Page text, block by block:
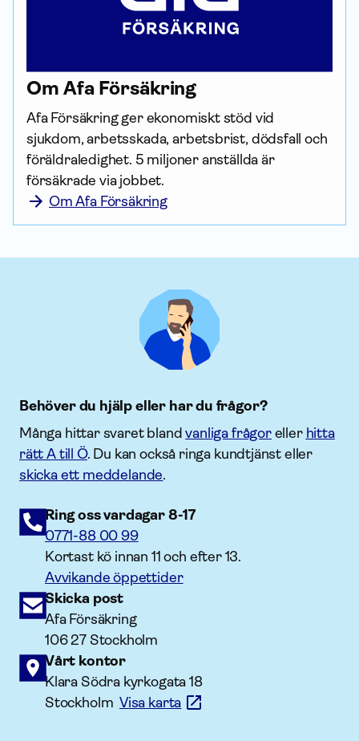
Om Afa För­säkring
Afa För­säkring ger ekonomiskt stöd vid
sjukdom, arbetsskada, arbetsbrist, dödsfall och
föräldraledighet. 5 miljoner anställda är
försäkrade via jobbet.
Om Afa Försäkring
Behöver du hjälp eller har du frågor?
Många hittar svaret blandvanliga frågoreller hitta
rätt A till Ö. Du kan också ringa kundtjänst eller
skicka ett meddelande.
Ring oss vardagar 8-17
0771-88 00 99
Kortast kö innan 11 och efter 13.
Avvikande öppettider
Skicka post
Afa Försäkring
106 27 Stockholm
Vårt kontor
Klara Södra kyrkogata 18
StockholmVisa karta